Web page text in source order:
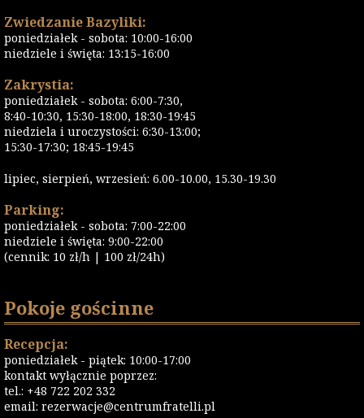
Zwiedzanie Bazyliki:
poniedziałek - sobota: 10:00-16:00
niedziele i święta: 13:15-16:00
Zakrystia:
poniedziałek - sobota: 6:00-7:30,
8:40-10:30, 15:30-18:00, 18:30-19:45
niedziela i uroczystości: 6:30-13:00;
15:30-17:30; 18:45-19:45
lipiec, sierpień, wrzesień: 6.00-10.00, 15.30-19.30
Parking:
poniedziałek - sobota: 7:00-22:00
niedziele i święta: 9:00-22:00
(cennik: 10 zł/h | 100 zł/24h)
Pokoje gościnne
Recepcja:
poniedziałek - piątek: 10:00-17:00
kontakt wyłącznie poprzez:
tel.: +48 722 202 332
email: rezerwacje@centrumfratelli.pl